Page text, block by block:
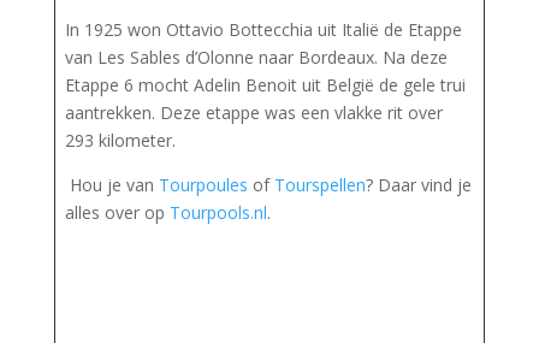
In 1925 won Ottavio Bottecchia uit Italië de Etappe
van Les Sables d’Olonne naar Bordeaux. Na deze
Etappe 6 mocht Adelin Benoit uit België de gele trui
aantrekken. Deze etappe was een vlakke rit over
293 kilometer.
Hou je van Tourpoules of Tourspellen? Daar vind je
alles over op Tourpools.nl.